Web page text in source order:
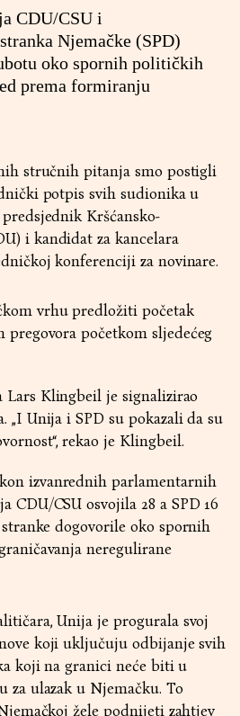
CDU/CSU i
Njemačke (SPD)
oko spornih političkih
prema formiranju
stručnih pitanja smo postigli
potpis svih sudionika u
Kršćansko-
i kandidat za kancelara
konferenciji za novinare.
vrhu predložiti početak
početkom sljedećeg
Lars Klingbeil je signalizirao
„I Unija i SPD su pokazali da su
rekao je Klingbeil.
izvanrednih parlamentarnih
CDU/CSU osvojila 28 a SPD 16
stranke dogovorile oko spornih
neregulirane
Unija je progurala svoj
koji uključuju odbijanje svih
koji na granici neće biti u
za ulazak u Njemačku. To
žele podnijeti zahtjev